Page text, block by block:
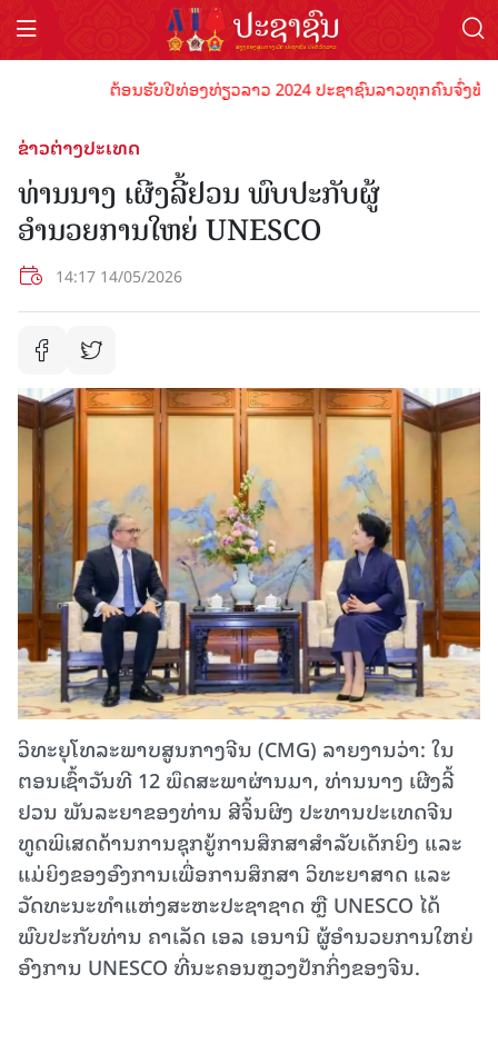
ຕ້ອນຮັບປີທ່ອງທ່ຽວລາວ 2024 ປະຊາຊົນລາວທຸກຄົນຈົ່ງພ້ອ
ຂ່າວຕ່າງປະເທດ
ທ່ານນາງ ເຜີງລີ້ຢວນ ພົບປະກັບຜູ້
ອຳນວຍການໃຫຍ່ UNESCO
14:17 14/05/2026
ວິທະຍຸໂທລະພາບສູນກາງຈີນ (CMG) ລາຍງານວ່າ: ໃນ
ຕອນເຊົ້າວັນທີ 12 ພຶດສະພາຜ່ານມາ, ທ່ານນາງ ເຜີງລີ້
ຢວນ ພັນລະຍາຂອງທ່ານ ສີຈິ້ນຜິງ ປະທານປະເທດຈີນ
ທູດພິເສດດ້ານການຊຸກຍູ້ການສຶກສາສຳລັບເດັກຍິງ ແລະ
ແມ່ຍິງຂອງອົງການເພື່ອການສຶກສາ ວິທະຍາສາດ ແລະ
ວັດທະນະທຳແຫ່ງສະຫະປະຊາຊາດ ຫຼື UNESCO ໄດ້
ພົບປະກັບທ່ານ ຄາເລັດ ເອລ ເອນານີ ຜູ້ອຳນວຍການໃຫຍ່
ອົງການ UNESCO ທີ່ນະຄອນຫຼວງປັກກິ່ງຂອງຈີນ.